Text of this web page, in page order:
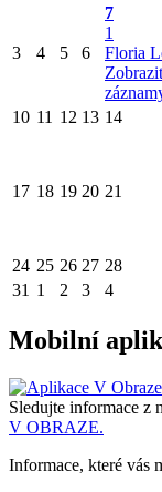
3 4 5 6
7
1
Floria
10 11 12 13 14
17 18 19 20 21
24 25 26 27 28
31 1 2 3 4
Mobilní
Sledujte informace z
V OBRAZE.
Informace, které vás